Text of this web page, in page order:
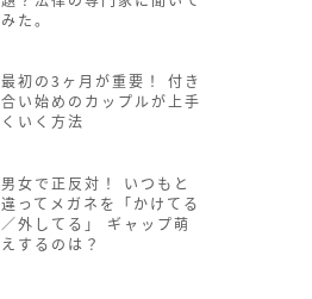
みた。
最初の3ヶ月が重要！ 付き
合い始めのカップルが上手
くいく方法
男女で正反対！ いつもと
違ってメガネを「かけてる
／外してる」 ギャップ萌
えするのは？